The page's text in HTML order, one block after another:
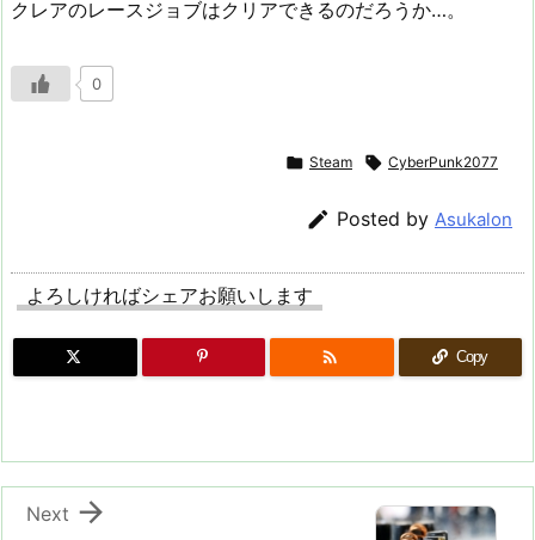
クレアのレースジョブはクリアできるのだろうか…。
0
 Steam  CyberPunk2077
 Posted by Asukalon
よろしければシェアお願いします
 Copy

Next